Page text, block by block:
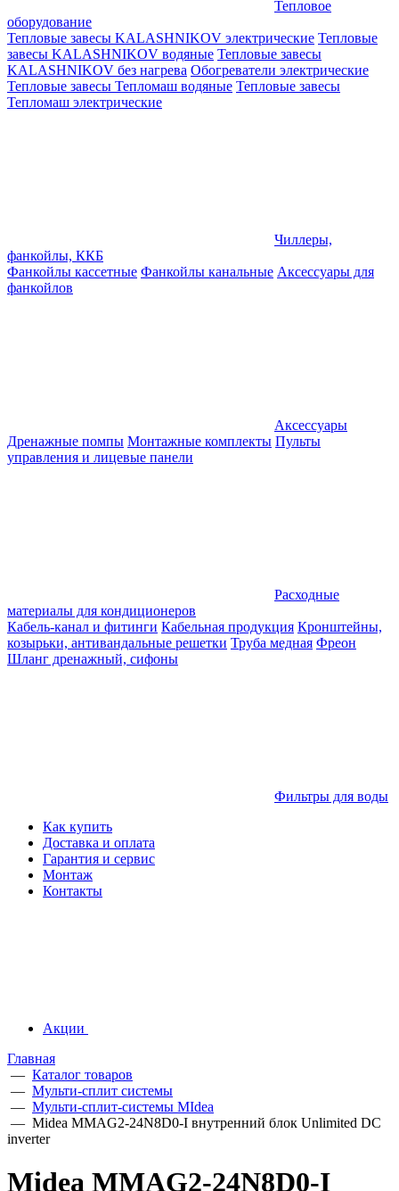
Тепловое
оборудование
Тепловые завесы KALASHNIKOV электрические Тепловые
завесы KALASHNIKOV водяные Тепловые завесы
KALASHNIKOV без нагрева Обогреватели электрические
Тепловые завесы Тепломаш водяные Тепловые завесы
Тепломаш электрические
Чиллеры,
фанкойлы, ККБ
Фанкойлы кассетные Фанкойлы канальные Аксессуары для
фанкойлов
Аксессуары
Дренажные помпы Монтажные комплекты Пульты
управления и лицевые панели
Расходные
материалы для кондиционеров
Кабель-канал и фитинги Кабельная продукция Кронштейны,
козырьки, антивандальные решетки Труба медная Фреон
Шланг дренажный, сифоны
Фильтры для воды
Как купить
Доставка и оплата
Гарантия и сервис
Монтаж
Контакты
Акции
Главная
— Каталог товаров
— Мульти-сплит системы
— Мульти-сплит-системы MIdea
— Midea MMAG2-24N8D0-I внутренний блок Unlimited DC
inverter
Midea MMAG2-24N8D0-I